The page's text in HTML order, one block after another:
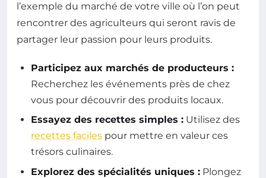
l’exemple du marché de votre ville où l’on peut
rencontrer des agriculteurs qui seront ravis de
partager leur passion pour leurs produits.
Participez aux marchés de producteurs :
Recherchez les événements près de chez
vous pour découvrir des produits locaux.
Essayez des recettes simples : Utilisez des
recettes faciles pour mettre en valeur ces
trésors culinaires.
Explorez des spécialités uniques : Plongez